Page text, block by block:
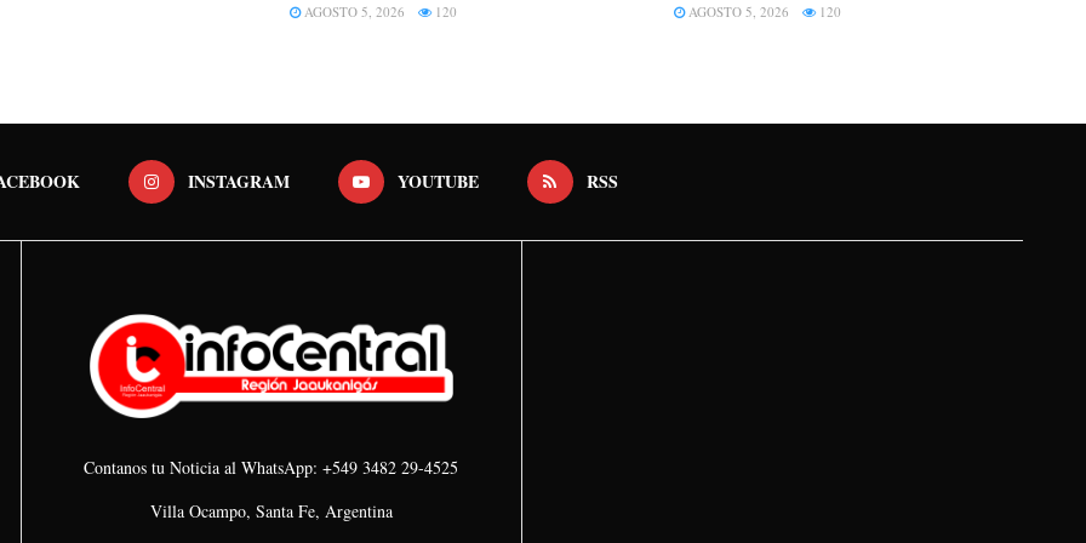
AGOSTO 5, 2026 120 AGOSTO 5, 2026 120
INSTAGRAM YOUTUBE RSS
Contanos tu Noticia al WhatsApp: +549 3482 29-4525
Villa Ocampo, Santa Fe, Argentina